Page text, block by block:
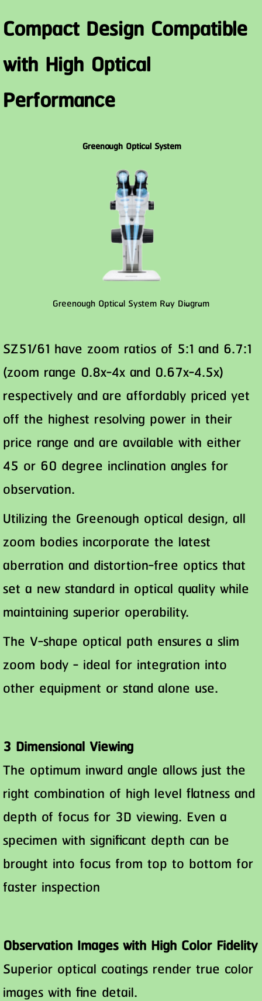
Compact Design Compatible
with High Optical
Performance
Greenough Optical System
Greenough Optical System Ray Diagram
SZ51/61 have zoom ratios of 5:1 and 6.7:1
(zoom range 0.8x-4x and 0.67x-4.5x)
respectively and are affordably priced yet
off the highest resolving power in their
price range and are available with either
45 or 60 degree inclination angles for
observation.
Utilizing the Greenough optical design, all
zoom bodies incorporate the latest
aberration and distortion-free optics that
set a new standard in optical quality while
maintaining superior operability.
The V-shape optical path ensures a slim
zoom body - ideal for integration into
other equipment or stand alone use.
3 Dimensional Viewing
The optimum inward angle allows just the
right combination of high level flatness and
depth of focus for 3D viewing. Even a
specimen with significant depth can be
brought into focus from top to bottom for
faster inspection
Observation Images with High Color Fidelity
Superior optical coatings render true color
images with fine detail.